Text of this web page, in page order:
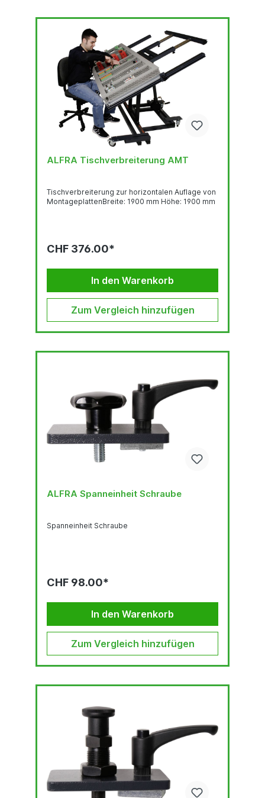
ALFRA Tischverbreiterung AMT
Tischverbreiterung zur horizontalen Auflage von
MontageplattenBreite: 1900 mm Höhe: 1900 mm
CHF 376.00*
In den Warenkorb
Zum Vergleich hinzufügen
ALFRA Spanneinheit Schraube
Spanneinheit Schraube
CHF 98.00*
In den Warenkorb
Zum Vergleich hinzufügen